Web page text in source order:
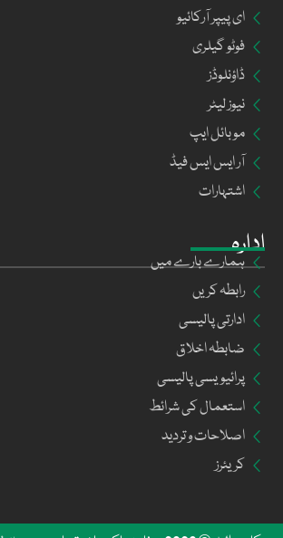
ادارہ
ہمارے بارے میں
رابطہ کریں
ادارتی پالیسی
ضابطہ اخلاق
پرائیویسی پالیسی
استعمال کی شرائط
اصلاحات و تردید
کریئرز
ای پیپر آرکائیو
فوٹو گیلری
ڈاؤنلوڈز
نیوز لیٹر
موبائل ایپ
آر ایس ایس فیڈ
اشتہارات